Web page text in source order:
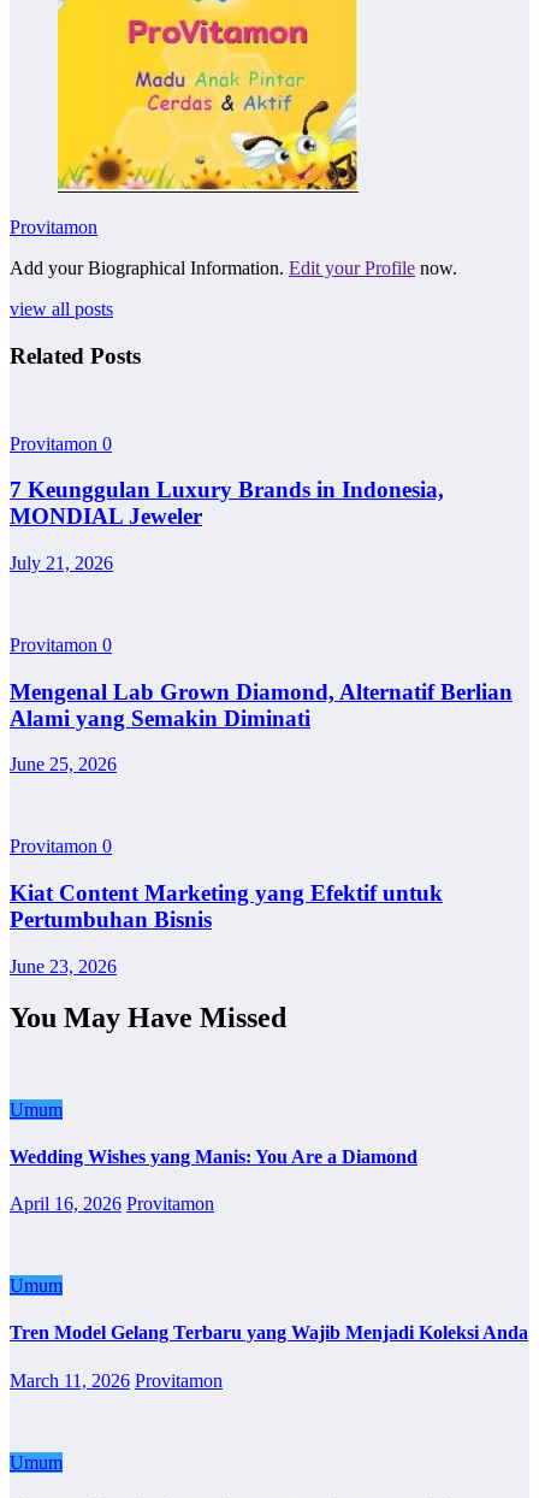
Provitamon
Add your Biographical Information. Edit your Profile now.
view all posts
Related Posts
Provitamon 0
7 Keunggulan Luxury Brands in Indonesia,
MONDIAL Jeweler
July 21, 2026
Provitamon 0
Mengenal Lab Grown Diamond, Alternatif Berlian
Alami yang Semakin Diminati
June 25, 2026
Provitamon 0
Kiat Content Marketing yang Efektif untuk
Pertumbuhan Bisnis
June 23, 2026
You May Have Missed
Umum
Wedding Wishes yang Manis: You Are a Diamond
April 16, 2026 Provitamon
Umum
Tren Model Gelang Terbaru yang Wajib Menjadi Koleksi Anda
March 11, 2026 Provitamon
Umum